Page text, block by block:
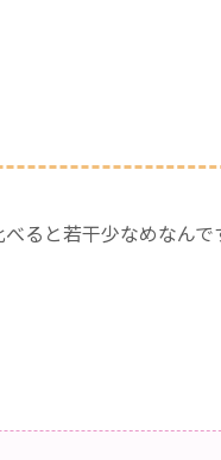
ると若干少なめなんで